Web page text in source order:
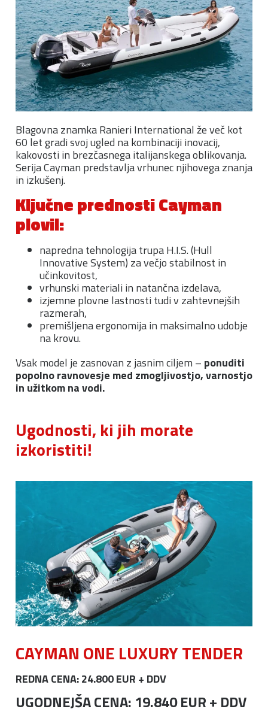
Blagovna znamka Ranieri International že več kot
60 let gradi svoj ugled na kombinaciji inovacij,
kakovosti in brezčasnega italijanskega oblikovanja.
Serija Cayman predstavlja vrhunec njihovega znanja
in izkušenj.
Ključne prednosti Cayman
plovil:
napredna tehnologija trupa H.I.S. (Hull
Innovative System) za večjo stabilnost in
učinkovitost,
vrhunski materiali in natančna izdelava,
izjemne plovne lastnosti tudi v zahtevnejših
razmerah,
premišljena ergonomija in maksimalno udobje
na krovu.
Vsak model je zasnovan z jasnim ciljem – ponuditi
popolno ravnovesje med zmogljivostjo, varnostjo
in užitkom na vodi.
Ugodnosti, ki jih morate
izkoristiti!
CAYMAN ONE LUXURY TENDER
REDNA CENA: 24.800 EUR + DDV
UGODNEJŠA CENA: 19.840 EUR + DDV